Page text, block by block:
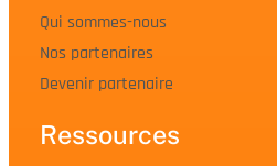
Qui sommes-nous
Nos partenaires
Devenir partenaire
Ressources